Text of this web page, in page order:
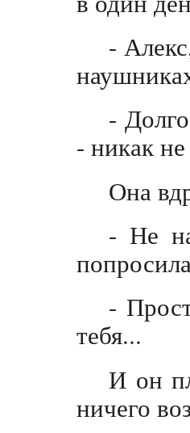
-
-
- никак
Она
- Не
-
тебя...
И он
ничего